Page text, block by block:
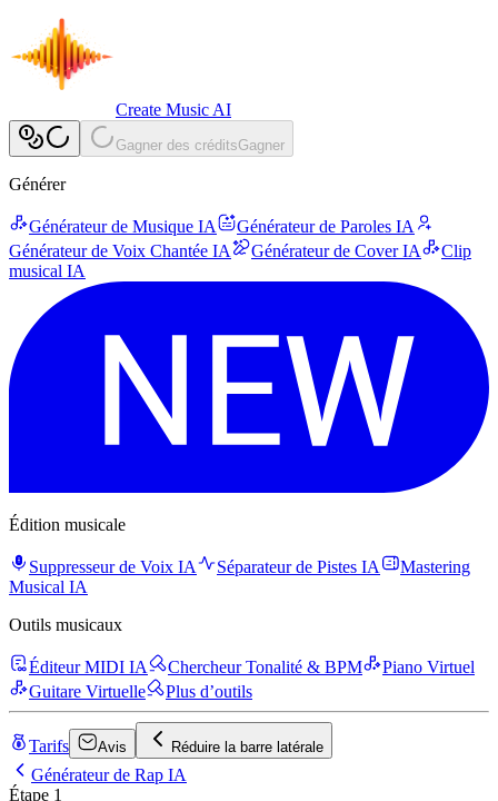
Create Music AI
Gagner des créditsGagner
Générer
Générateur de Musique IA
Générateur de Paroles IA
Générateur de Voix Chantée IA
Générateur de Cover IA
Clip
musical IA
Édition musicale
Suppresseur de Voix IA Séparateur de Pistes IA
Mastering
Musical IA
Outils musicaux
Éditeur MIDI IA Chercheur Tonalité & BPM
Piano Virtuel
Guitare Virtuelle
Plus d’outils
Tarifs Avis Réduire la barre latérale
Générateur de Rap IA
Étape 1